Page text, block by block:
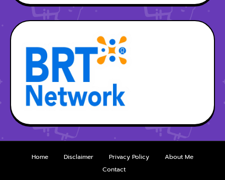
Home Disclaimer Privacy Policy
About Me
Contact